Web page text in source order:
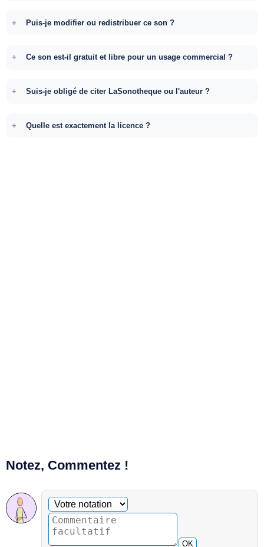
Puis-je modifier ou redistribuer ce son ?
Ce son est-il gratuit et libre pour un usage commercial ?
Suis-je obligé de citer LaSonotheque ou l'auteur ?
Quelle est exactement la licence ?
Notez, Commentez !
Commentaire facultatif
Votre notation
OK